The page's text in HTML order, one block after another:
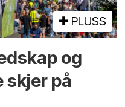
PLUSS
og
skjer på